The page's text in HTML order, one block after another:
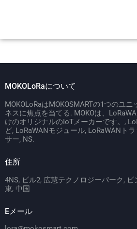
MOKOLoRaについて
MOKOLoRaはMOKOSMARTの1つのユ
ネスに焦点を当てる. MOKOは、
けのオリジナルのIoTメーカーです。,
ど, LoRaWANモジュール, LoRaWANト
サー, NS.
住所
4NS, ビル2, 広慧テクノロジーパーク,
東, 中国
Eメール